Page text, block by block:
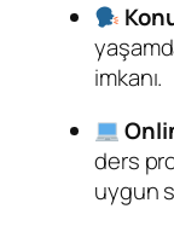
imkanı.
ders
uygun